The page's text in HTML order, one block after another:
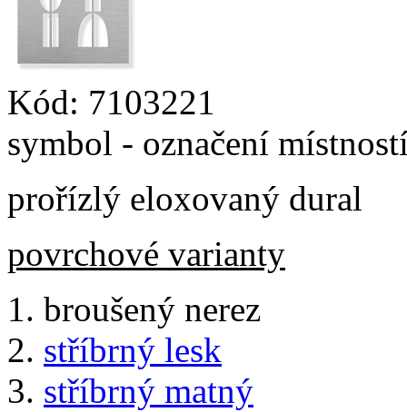
Kód: 7103221
symbol - označení
prořízlý eloxovaný dural
povrchové varianty
broušený nerez
stříbrný lesk
stříbrný matný